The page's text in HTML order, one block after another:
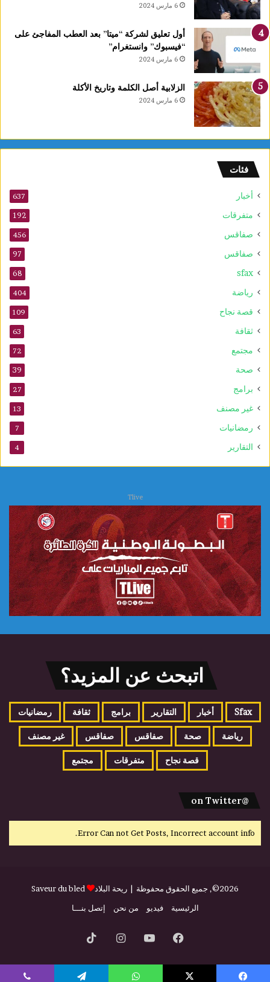
6 مارس 2024
أول تعليق لشركة “ميتا” بعد العطب المفاجئ على
“فيسبوك” وانستغرام”
6 مارس 2024
الزلابية أصل الكلمة وتاريخ الأكلة
6 مارس 2024
فئات
أخبار 637
متفرقات 192
صفاقس 456
صفاقس 97
sfax
68
رياضة 404
قصة نجاح 109
ثقافة 63
مجتمع 72
صحة 39
برامج 27
غير مصنف 13
رمضانيات 7
التقارير 4
Tlive
اتبحث عن المزيد؟
Sfax أخبار التقارير برامج ثقافة رمضانيات
رياضة صحة صفاقس صفاقس غير مصنف
قصة نجاح متفرقات مجتمع
@on Twitter
Error Can not Get Posts, Incorrect account info.
2026©, جميع الحقوق محفوظة | ريحة البلاد
Saveur du bled
الرئيسية
فيديو من نحن إتصل بنـــا
فيسبوكيوتيوبانستقرام